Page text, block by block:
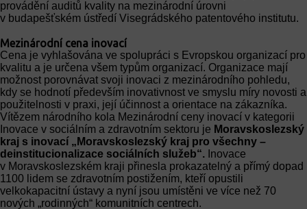
provádění auditů kvality na mezinárodní úrovni
v budapešťském ústředí Visegrádského patentového institutu.
Mezinárodní cena inovací
Cena je vyhlašována ve spolupráci s Evropskou organizací pro
kvalitu a je určena všem typům organizací. Organizace mají
možnost porovnávat svoji inovaci z mezinárodního pohledu,
kdy se hodnotí především inovativnost ve smyslu míry novosti a
použitelnosti v praxi, její účinnost a orientace na zákazníka.
Vítězem národního kola Mezinárodní ceny inovací v kategorii
Inovace v sociálním a zdravotním sektoru je Moravskoslezský
kraj s inovací „Moravskoslezský kraj pro všechny –
deinstitucionalizace sociálních služeb“. Inovace
v Moravskoslezském kraji přinesla prokazatelný a přímý dopad
1100 lidem se zdravotním postižením, kteří opustili
velkokapacitní ústavy a nyní jsou umístěni ve více než 70
nových „rodinných“ komunitních centrech.